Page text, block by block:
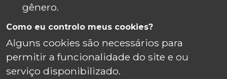
gênero.
Como eu controlo meus cookies?
Alguns cookies são necessários para
permitir a funcionalidade do site e ou
serviço disponibilizado.